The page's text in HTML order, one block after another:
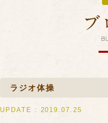
ラジオ体操
UPDATE : 2019.07.25